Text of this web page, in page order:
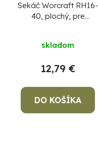
Sekáč Worcraft RH16-
40, plochý, pre
skladom
12,79 €
DO KOŠÍKA